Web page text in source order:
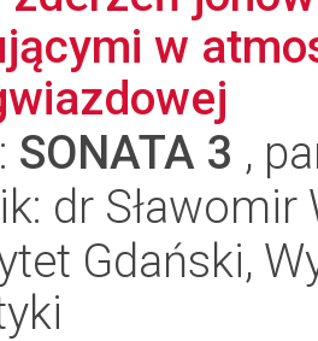
w
SONATA 3 ,
dr Sławomir
Gdański,